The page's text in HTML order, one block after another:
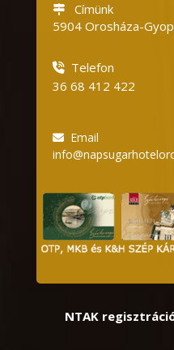
Címünk
5904 Orosháza-
Telefon
36 68 412 422
Email
NTAK